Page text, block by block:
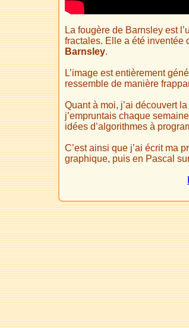
La fougère de Barnsley est
fractales. Elle a été inventée
Barnsley.
L’image est entièrement
ressemble de manière
Quant à moi, j’ai découvert
j’empruntais chaque
idées d’algorithmes à
C’est ainsi que j’ai écrit ma
graphique, puis en Pascal